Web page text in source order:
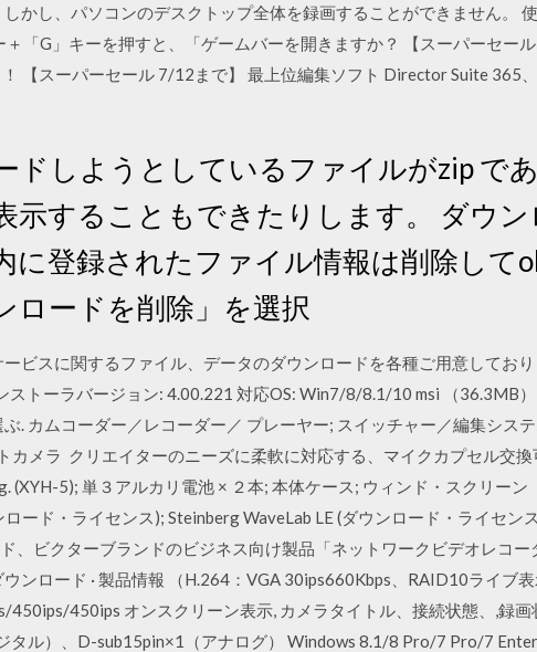
かし、パソコンのデスクトップ全体を録画することができません。
＋「G」キーを押すと、「ゲームバーを開きますか？ 【スーパーセー
【スーパーセール 7/12まで】 最上位編集ソフト Director Suite 365
ドしようとしているファイルがzip で
示することもできたりします。 ダウ
に登録されたファイル情報は削除して
ロードを削除」を選択
ビスに関するファイル、データのダウンロードを各種ご用意してお
ストーラバージョン: 4.00.221 対応OS: Win7/8/8.1/10 msi （36.3MB
. カムコーダー／レコーダー／ プレーヤー; スイッチャー／編集シス
カメラ クリエイターのニーズに柔軟に対応する、マイクカプセル交換
(XYH-5); 単３アルカリ電池 × ２本; 本体ケース; ウィンド・スクリーン
ロード・ライセンス); Steinberg WaveLab LE (ダウンロード・ライセ
、ビクターブランドのビジネス向け製品「ネットワークビデオレコ
ンロード · 製品情報 （H.264：VGA 30ips660Kbps、RAID10ライブ
450ips/450ips オンスクリーン表示, カメラタイトル、接続状態、,録
タル）、D-sub15pin×1（アナログ） Windows 8.1/8 Pro/7 Pro/7